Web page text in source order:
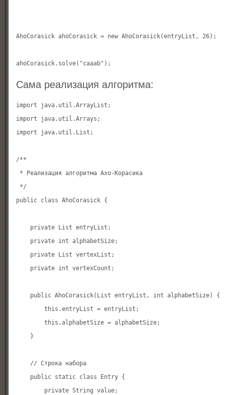
AhoCorasick ahoCorasick = new AhoCorasick(entryList, 26);
Сама реализация алгоритма:
import java.util.ArrayList;
import java.util.Arrays;
import java.util.List;
/**
* Реализация алгоритма Ахо-Корасика
*/
public class AhoCorasick {
    private List
entryList;
    private int alphabetSize;
    private List
vertexList;
    private int vertexCount;
    public AhoCorasick(List
entryList, int alphabetSize) {
        this.entryList = entryList;
        this.alphabetSize = alphabetSize;
    }
    // Строка набора
    public static class Entry {
        private String value;